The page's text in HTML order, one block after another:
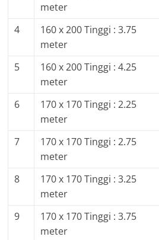
meter
4
160 x 200 Tinggi : 3.75
meter
5
160 x 200 Tinggi : 4.25
meter
6
170 x 170 Tinggi : 2.25
meter
7
170 x 170 Tinggi : 2.75
meter
8
170 x 170 Tinggi : 3.25
meter
9
170 x 170 Tinggi : 3.75
meter